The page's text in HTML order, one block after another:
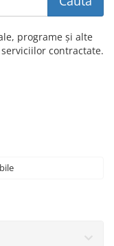
programe și alte
contractate.